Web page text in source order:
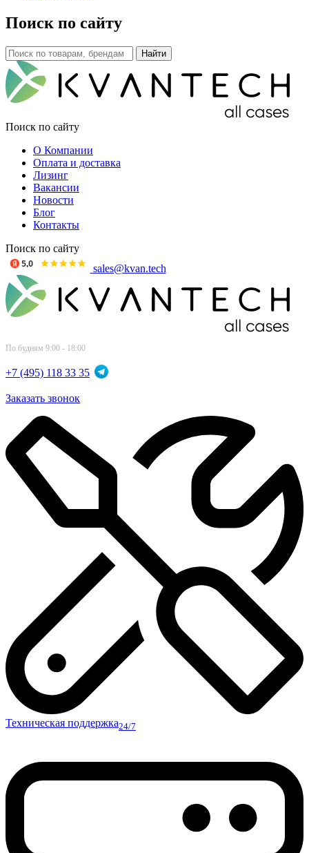
Поиск по сайту
Поиск по сайту
О Компании
Оплата и доставка
Лизинг
Вакансии
Новости
Блог
Контакты
Поиск по сайту
sales@kvan.tech
По будням 9:00 - 18:00
+7 (495) 118 33 35
Заказать звонок
Техническая поддержка24/7